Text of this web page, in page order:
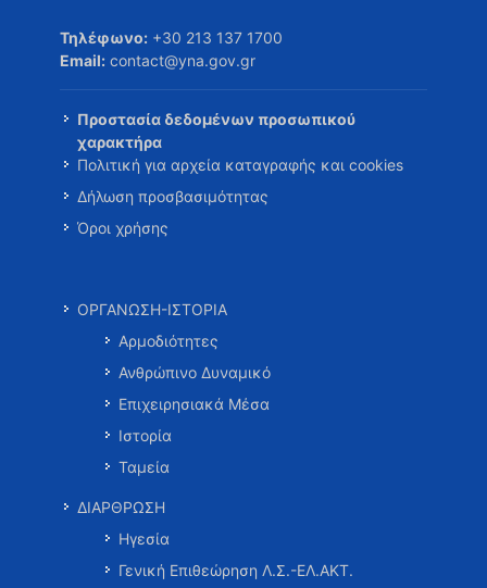
Τηλέφωνο: +30 213 137 1700
Email: contact@yna.gov.gr
Προστασία δεδομένων προσωπικού
χαρακτήρα
Πολιτική για αρχεία καταγραφής και cookies
Δήλωση προσβασιμότητας
Όροι χρήσης
ΟΡΓΑΝΩΣΗ-ΙΣΤΟΡΙΑ
Αρμοδιότητες
Ανθρώπινο Δυναμικό
Επιχειρησιακά Μέσα
Ιστορία
Ταμεία
ΔΙΑΡΘΡΩΣΗ
Ηγεσία
Γενική Επιθεώρηση Λ.Σ.-ΕΛ.ΑΚΤ.